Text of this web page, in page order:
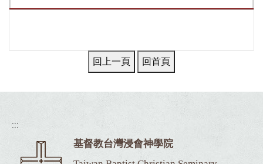
:::
基督教台灣浸會神學院